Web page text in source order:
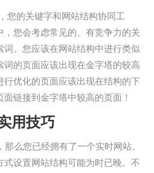
您的关键字和网站结构协同工
您会考虑常见的、有竞争力的关
。您应该在网站结构中进行类似
词的页面应该出现在金字塔的较高
优化的页面应该出现在结构的下
链接到金字塔中较高的页面！
用技巧
么您已经拥有了一个实时网站。
式设置网站结构可能为时已晚。不